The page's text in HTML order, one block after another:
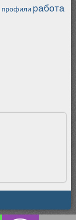
профили работа